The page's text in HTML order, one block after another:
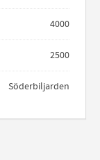
4000
2500
Söderbiljarden